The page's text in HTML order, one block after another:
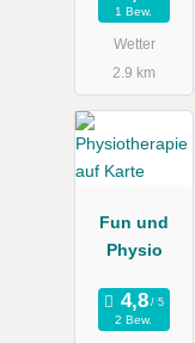
1 Bew.
Wetter
2.9 km
Fun und
Physio
2 Bew.